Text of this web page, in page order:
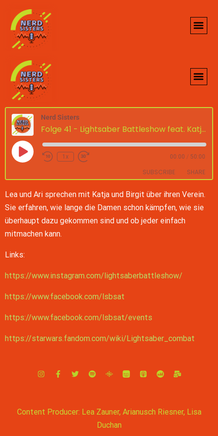
Nerd Sisters
Folge 41 - Lightsaber Battleshow feat. Katja und Birgit
1x 00:00 / 50:00
SUBSCRIBE SHARE
Google Podcasts Spotify
RSS FEED
LINK
Lea und Ari sprechen mit Katja und Birgit über ihren Verein.
Sie erfahren, wie lange die Damen schon kämpfen, wie sie
überhaupt dazu gekommen sind und ob jeder einfach
mitmachen kann.
Links:
https://www.instagram.com/lightsaberbattleshow/
https://www.facebook.com/lsbsat
https://www.facebook.com/lsbsat/events
https://starwars.fandom.com/wiki/Lightsaber_combat
Content Producer: Lea Zauner, Arianusch Riesner, Lisa
Duchan